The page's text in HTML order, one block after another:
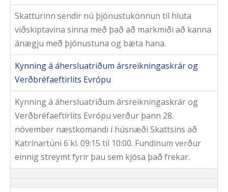
Skatturinn sendir nú þjónustukönnun til hluta
viðskiptavina sinna með það að markmiði að kanna
ánægju með þjónustuna og bæta hana.
Kynning á áhersluatriðum ársreikningaskrár og
Verðbréfaeftirlits Evrópu
Kynning á áhersluatriðum ársreikningaskrár og
Verðbréfaeftirlits Evrópu verður þann 28.
nóvember næstkomandi í húsnæði Skattsins að
Katrínartúni 6 kl. 09:15 til 10:00. Fundinum verður
einnig streymt fyrir þau sem kjósa það frekar.